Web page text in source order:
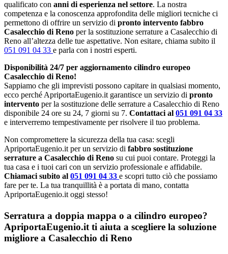
qualificato con anni di esperienza nel settore. La nostra
competenza e la conoscenza approfondita delle migliori tecniche ci
permettono di offrire un servizio di pronto intervento fabbro
Casalecchio di Reno per la sostituzione serrature a Casalecchio di
Reno all’altezza delle tue aspettative. Non esitare, chiama subito il
051 091 04 33 e parla con i nostri esperti.
Disponibilità 24/7 per aggiornamento cilindro europeo
Casalecchio di Reno!
Sappiamo che gli imprevisti possono capitare in qualsiasi momento,
ecco perché ApriportaEugenio.it garantisce un servizio di pronto
intervento per la sostituzione delle serrature a Casalecchio di Reno
disponibile 24 ore su 24, 7 giorni su 7. Contattaci al 051 091 04 33
e interverremo tempestivamente per risolvere il tuo problema.
Non compromettere la sicurezza della tua casa: scegli
ApriportaEugenio.it per un servizio di fabbro sostituzione
serrature a Casalecchio di Reno su cui puoi contare. Proteggi la
tua casa e i tuoi cari con un servizio professionale e affidabile.
Chiamaci subito al 051 091 04 33 e scopri tutto ciò che possiamo
fare per te. La tua tranquillità è a portata di mano, contatta
ApriportaEugenio.it oggi stesso!
Serratura a doppia mappa o a cilindro europeo?
ApriportaEugenio.it ti aiuta a scegliere la soluzione
migliore a Casalecchio di Reno